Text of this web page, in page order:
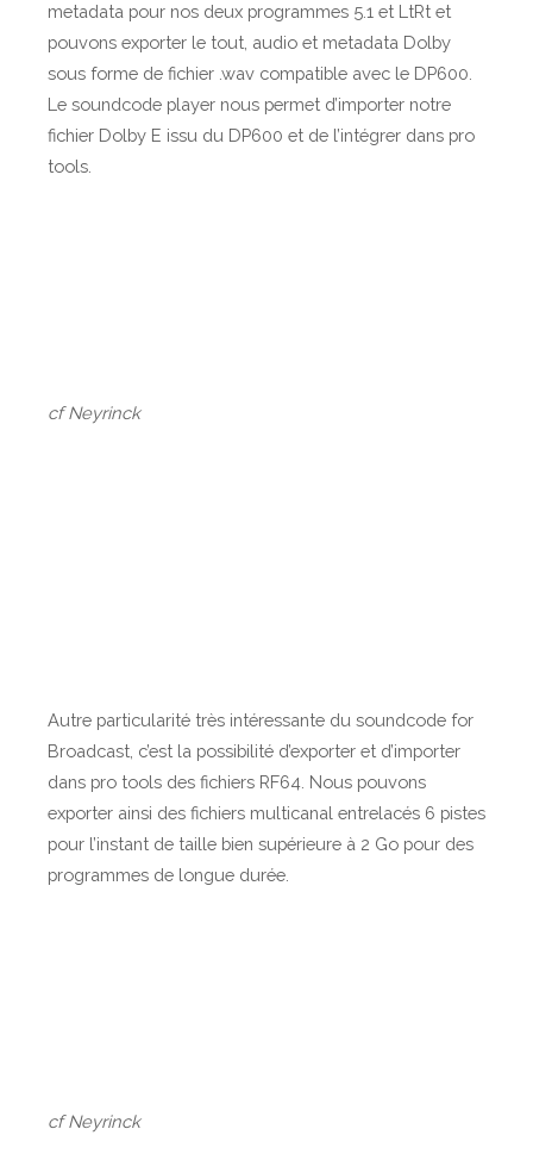
metadata pour nos deux programmes 5.1 et LtRt et
pouvons exporter le tout, audio et metadata Dolby
sous forme de fichier .wav compatible avec le DP600.
Le soundcode player nous permet d’importer notre
fichier Dolby E issu du DP600 et de l’intégrer dans pro
tools.
cf Neyrinck
Autre particularité très intéressante du soundcode for
Broadcast, c’est la possibilité d’exporter et d’importer
dans pro tools des fichiers RF64. Nous pouvons
exporter ainsi des fichiers multicanal entrelacés 6 pistes
pour l’instant de taille bien supérieure à 2 Go pour des
programmes de longue durée.
cf Neyrinck